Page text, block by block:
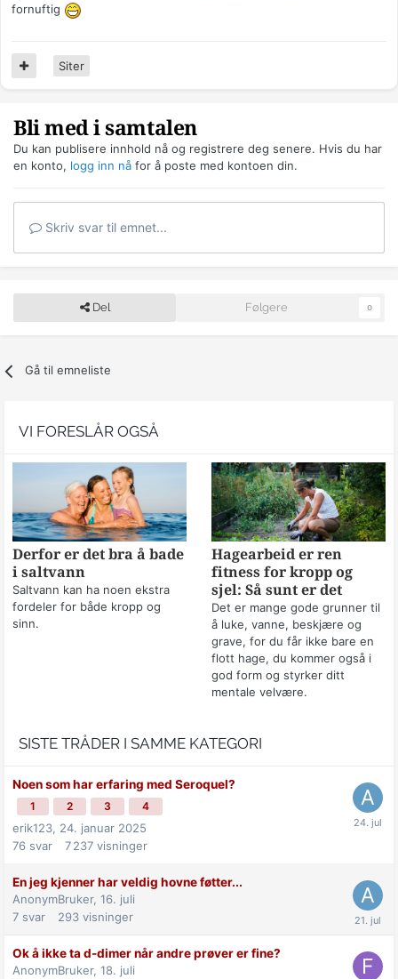
fornuftig
Siter
Bli med i samtalen
Du kan publisere innhold nå og registrere deg senere. Hvis du har
en konto, logg inn nå for å poste med kontoen din.
Skriv svar til emnet...
Del Følgere 0
Gå til emneliste
VI FORESLÅR OGSÅ
Derfor er det bra å bade
i saltvann
Saltvann kan ha noen ekstra
fordeler for både kropp og
sinn.
Hagearbeid er ren
fitness for kropp og
sjel: Så sunt er det
Det er mange gode grunner til
å luke, vanne, beskjære og
grave, for du får ikke bare en
flott hage, du kommer også i
god form og styrker ditt
mentale velvære.
SISTE TRÅDER I SAMME KATEGORI
Noen som har erfaring med Seroquel?
1 2 3 4
erik123, 24. januar 2025
76 svar 7 237 visninger
En jeg kjenner har veldig hovne føtter...
AnonymBruker, 16. juli
7 svar 293 visninger
Ok å ikke ta d-dimer når andre prøver er fine?
AnonymBruker, 18. juli